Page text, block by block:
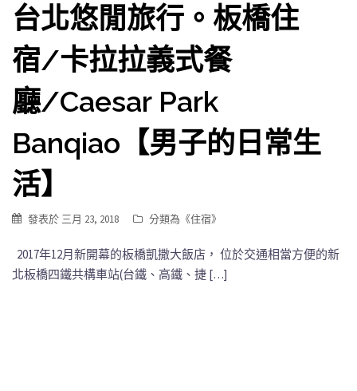
台北悠閒旅行。板橋住
宿/卡拉拉義式餐
廳/Caesar Park
Banqiao【男子的日常生
活】
發表於 三月 23, 2018 分類為《住宿》
2017年12月新開幕的板橋凱撒大飯店， 位於交通相當方便的新
北板橋四鐵共構車站(台鐵、高鐵、捷 […]